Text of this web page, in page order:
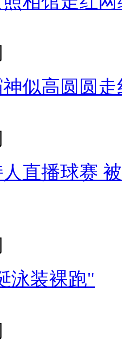
似高圆圆走
直播球赛
泳装裸跑"